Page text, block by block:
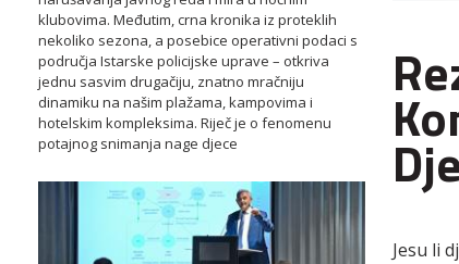
klubovima. Međutim, crna kronika iz proteklih
nekoliko sezona, a posebice operativni podaci s
područja Istarske policijske uprave – otkriva
jednu sasvim drugačiju, znatno mračniju
dinamiku na našim plažama, kampovima i
hotelskim kompleksima. Riječ je o fenomenu
potajnog snimanja nage djece
Jesu li